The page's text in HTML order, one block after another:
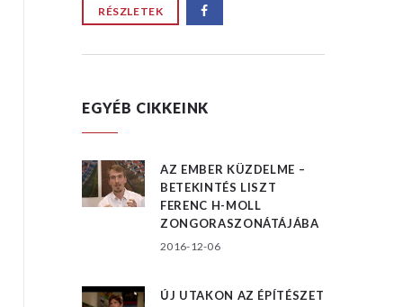
RÉSZLETEK
EGYÉB CIKKEINK
AZ EMBER KÜZDELME –
BETEKINTÉS LISZT
FERENC H-MOLL
ZONGORASZONÁTÁJÁBA
2016-12-06
ÚJ UTAKON AZ ÉPÍTÉSZET